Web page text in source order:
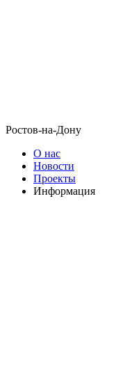
Ростов-на-Дону
О нас
Новости
Проекты
Информация